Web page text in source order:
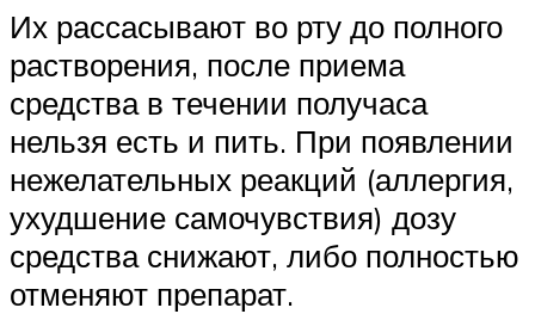
Их рассасывают во рту до полного
растворения, после приема
средства в течении получаса
нельзя есть и пить. При появлении
нежелательных реакций (аллергия,
ухудшение самочувствия) дозу
средства снижают, либо полностью
отменяют препарат.